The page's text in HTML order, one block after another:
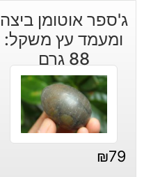
ג'ספר אוטומן ביצה
ומעמד עץ משקל:
88 גרם
₪79